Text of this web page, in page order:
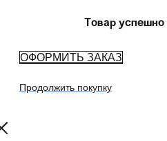
Товар успешно
ОФОРМИТЬ ЗАКАЗ
Продолжить покупку